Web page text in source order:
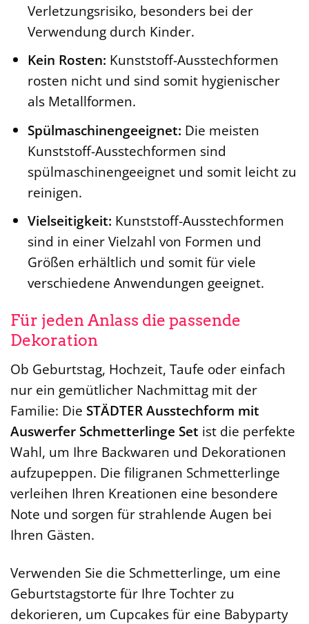
Verletzungsrisiko, besonders bei der
Verwendung durch Kinder.
Kein Rosten: Kunststoff-Ausstechformen
rosten nicht und sind somit hygienischer
als Metallformen.
Spülmaschinengeeignet: Die meisten
Kunststoff-Ausstechformen sind
spülmaschinengeeignet und somit leicht zu
reinigen.
Vielseitigkeit: Kunststoff-Ausstechformen
sind in einer Vielzahl von Formen und
Größen erhältlich und somit für viele
verschiedene Anwendungen geeignet.
Für jeden Anlass die passende
Dekoration
Ob Geburtstag, Hochzeit, Taufe oder einfach
nur ein gemütlicher Nachmittag mit der
Familie: Die STÄDTER Ausstechform mit
Auswerfer Schmetterlinge Set ist die perfekte
Wahl, um Ihre Backwaren und Dekorationen
aufzupeppen. Die filigranen Schmetterlinge
verleihen Ihren Kreationen eine besondere
Note und sorgen für strahlende Augen bei
Ihren Gästen.
Verwenden Sie die Schmetterlinge, um eine
Geburtstagstorte für Ihre Tochter zu
dekorieren, um Cupcakes für eine Babyparty